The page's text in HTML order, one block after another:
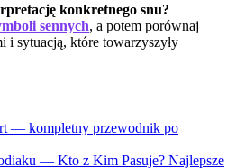
konkretnego snu?
sennych, a potem porównaj
i sytuacją, które towarzyszyły
— kompletny przewodnik po
— Kto z Kim Pasuje? Najlepsze